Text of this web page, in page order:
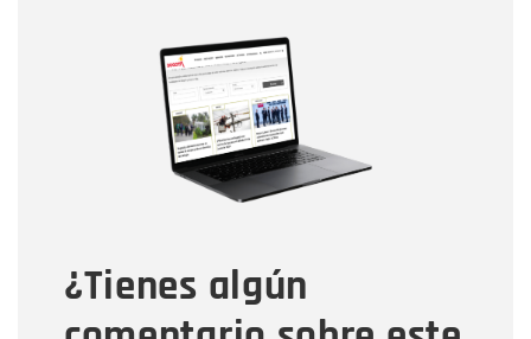
¿Tienes algún
Correo electrónico
Tipo de comentario
Mensaje